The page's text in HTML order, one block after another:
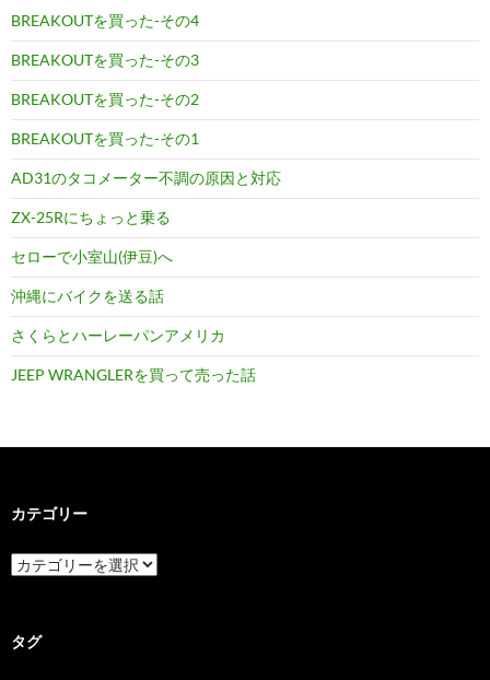
BREAKOUTを買った-その4
BREAKOUTを買った-その3
BREAKOUTを買った-その2
BREAKOUTを買った-その1
AD31のタコメーター不調の原因と対応
ZX-25Rにちょっと乗る
セローで小室山(伊豆)へ
沖縄にバイクを送る話
さくらとハーレーパンアメリカ
JEEP WRANGLERを買って売った話
カテゴリー
カ
テ
ー
タグ